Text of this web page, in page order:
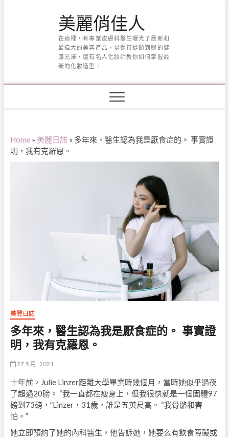
美麗俏佳人
在這裡，有專業皮膚科醫生曝光了最新和
最偉大的美容產品，以保持從頭到腳的健
康光澤，還有名人化妝師教你如何掌握最
新的化妝造型。
Home » 美麗日誌 » 多年來，醫生認為我是厭食症的。 事實證
明，我有克羅恩。
美麗日誌
多年來，醫生認為我是厭食症的。 事實證
明，我有克羅恩。
27 5 月, 2021
十年前，Julie Linzer距離大學畢業時幾個月，當時她似乎過夜
了超過20磅。 “我一直都在瘦身上，但我很快就是一個固體97
磅到73磅，”Linzer，31歲，誰是五英尺高。 “我骨骼和害
怕。”
她立即預約了她的內科醫生，他告訴她，她要么有飲食障礙或